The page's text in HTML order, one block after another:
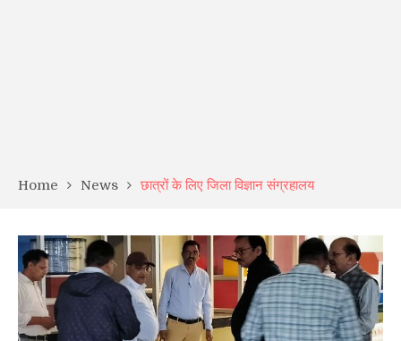
Home News छात्रों के लिए जिला विज्ञान संग्रहालय